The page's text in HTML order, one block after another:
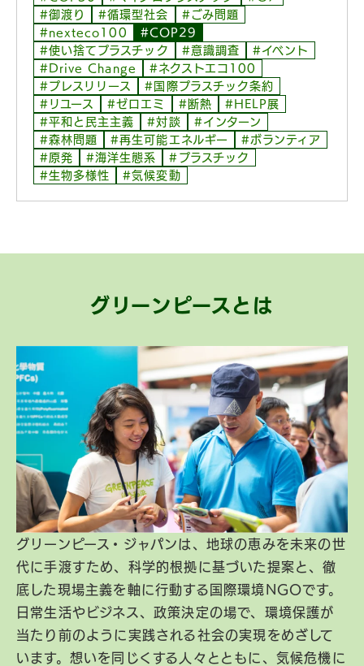
#御渡り
#循環型社会
#ごみ問題
#nexteco100
#COP29
#使い捨てプラスチック
#意識調査
#イベント
#Drive Change
#ネクストエコ100
#プレスリリース
#国際プラスチック条約
#リユース
#ゼロエミ #断熱
#HELP展
#平和と民主主義
#対談
#インターン
#森林問題
#再生可能エネルギー
#ボランティア
#原発
#海洋生態系
#プラスチック
#生物多様性
#気候変動
グリーンピースとは
グリーンピース・ジャパンは、地球の恵みを未来の世
代に手渡すため、科学的根拠に基づいた提案と、徹
底した現場主義を軸に行動する国際環境NGOです。
日常生活やビジネス、政策決定の場で、環境保護が
当たり前のように実践される社会の実現をめざして
います。想いを同じくする人々とともに、気候危機に